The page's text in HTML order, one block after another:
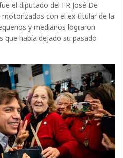
el diputado del FR José De
motorizados con el ex titular de la
y medianos lograron
que había dejado su pasado